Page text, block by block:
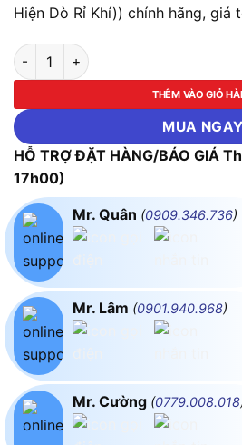
Hiện Dò Rỉ Khí)) chính hãng, giá
Máy Chụp Ảnh Sóng Âm FLUKE
THÊM VÀO GIỎ
MUA NGAY
HỖ TRỢ ĐẶT HÀNG/BÁO GIÁ
17h00)
Mr. Quân (0909.346.736)
Mr. Lâm (0901.940.968)
Mr. Cường (0779.008.018